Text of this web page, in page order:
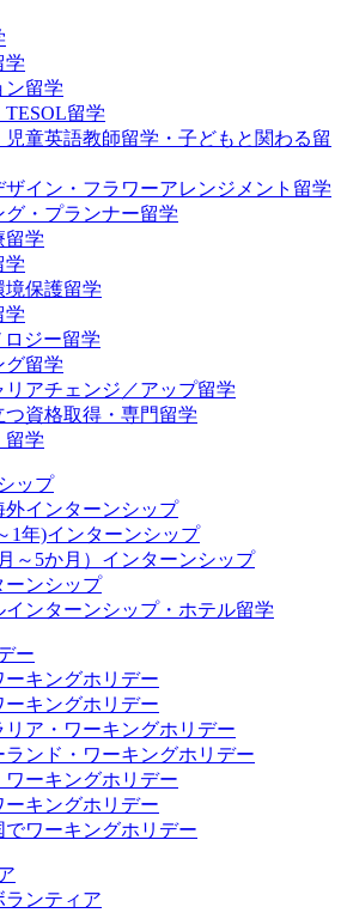
学
ン留学
留学
児童英語教師留学・子どもと関わる留
ザイン・フラワーアレンジメント留学
グ・プランナー留学
留学
学
境保護留学
学
ジー留学
グ留学
リアチェンジ／アップ留学
つ資格取得・専門留学
留学
ップ
外インターンシップ
1年)インターンシップ
～5か月）インターンシップ
ーンシップ
インターンシップ・ホテル留学
ー
ーキングホリデー
ーキングホリデー
リア・ワーキングホリデー
ランド・ワーキングホリデー
ワーキングホリデー
ーキングホリデー
でワーキングホリデー
ランティア